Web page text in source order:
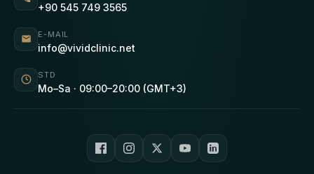
+90 545 749 3565
E-MAIL
info@vividclinic.net
STD
Mo–Sa · 09:00–20:00 (GMT+3)